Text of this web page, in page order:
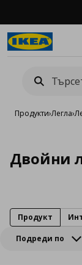
Продукти›Легла›
Двойни
Подреди по
Продукт